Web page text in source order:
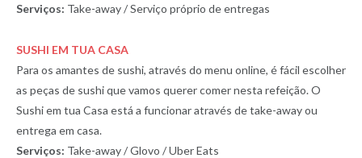
Serviços: Take-away / Serviço próprio de entregas
SUSHI EM TUA CASA
Para os amantes de sushi, através do menu online, é fácil escolher
as peças de sushi que vamos querer comer nesta refeição. O
Sushi em tua Casa está a funcionar através de take-away ou
entrega em casa.
Serviços: Take-away / Glovo / Uber Eats